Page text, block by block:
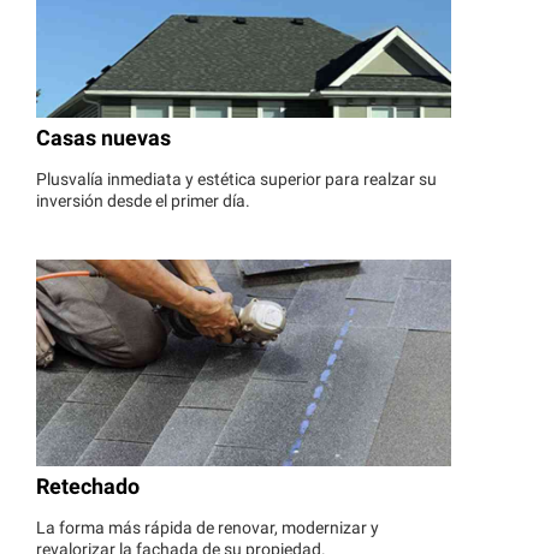
Casas nuevas
Plusvalía inmediata y estética superior para realzar su
inversión desde el primer día.
Retechado
La forma más rápida de renovar, modernizar y